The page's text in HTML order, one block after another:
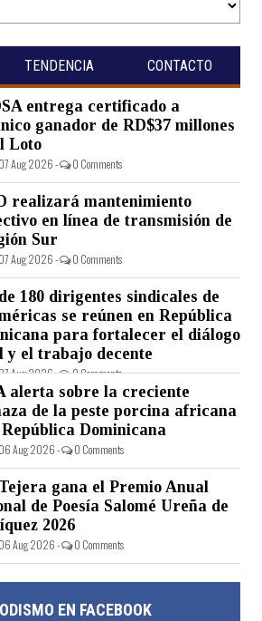
TENDENCIA CONTACTO
entrega certificado a
ganador de RD$37 millones
Loto
07 Aug 2026 - 0 Comments
realizará mantenimiento
en línea de transmisión de
Sur
07 Aug 2026 - 0 Comments
180 dirigentes sindicales de
se reúnen en República
para fortalecer el diálogo
y el trabajo decente
07 Aug 2026 - 0 Comments
alerta sobre la creciente
de la peste porcina africana
Dominicana
06 Aug 2026 - 0 Comments
gana el Premio Anual
de Poesía Salomé Ureña de
2026
06 Aug 2026 - 0 Comments
EN FACEBOOK